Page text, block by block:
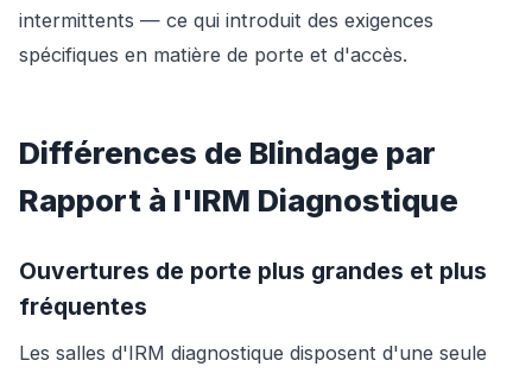
intermittents — ce qui introduit des exigences
spécifiques en matière de porte et d'accès.
Différences de Blindage par
Rapport à l'IRM Diagnostique
Ouvertures de porte plus grandes et plus
fréquentes
Les salles d'IRM diagnostique disposent d'une seule